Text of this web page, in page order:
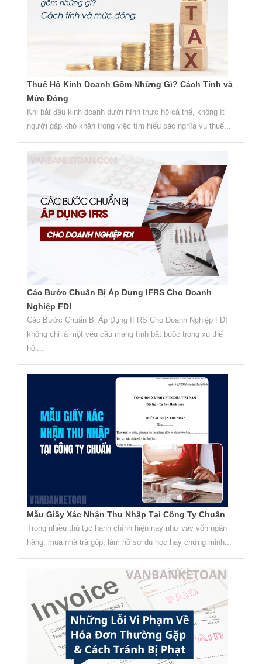
Thuế Hộ Kinh Doanh Gồm Những Gì? Cách Tính và
Mức Đóng
Khi bắt đầu kinh doanh dưới hình thức hộ cá thể, không ít
người gặp khó khăn trong việc tìm hiểu các nghĩa vụ thuế...
Các Bước Chuẩn Bị Áp Dụng IFRS Cho Doanh
Nghiệp FDI
Các Bước Chuẩn Bị Áp Dụng IFRS Cho Doanh Nghiệp FDI
không chỉ là một yêu cầu mang tính bắt buộc trong xu thế
hội...
Mẫu Giấy Xác Nhận Thu Nhập Tại Công Ty Chuẩn
Trong nhiều thủ tục hành chính hiện nay như vay vốn ngân
hàng, mua nhà trả góp, làm hồ sơ du học hay chứng minh...